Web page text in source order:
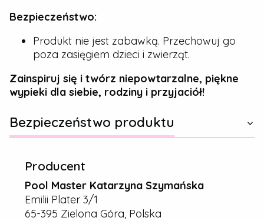
Bezpieczeństwo:
Produkt nie jest zabawką. Przechowuj go
poza zasięgiem dzieci i zwierząt.
Zainspiruj się i twórz niepowtarzalne, piękne
wypieki dla siebie, rodziny i przyjaciół!
Bezpieczeństwo produktu
Producent
Pool Master Katarzyna Szymańska
Emilii Plater 3/1
65-395 Zielona Góra, Polska